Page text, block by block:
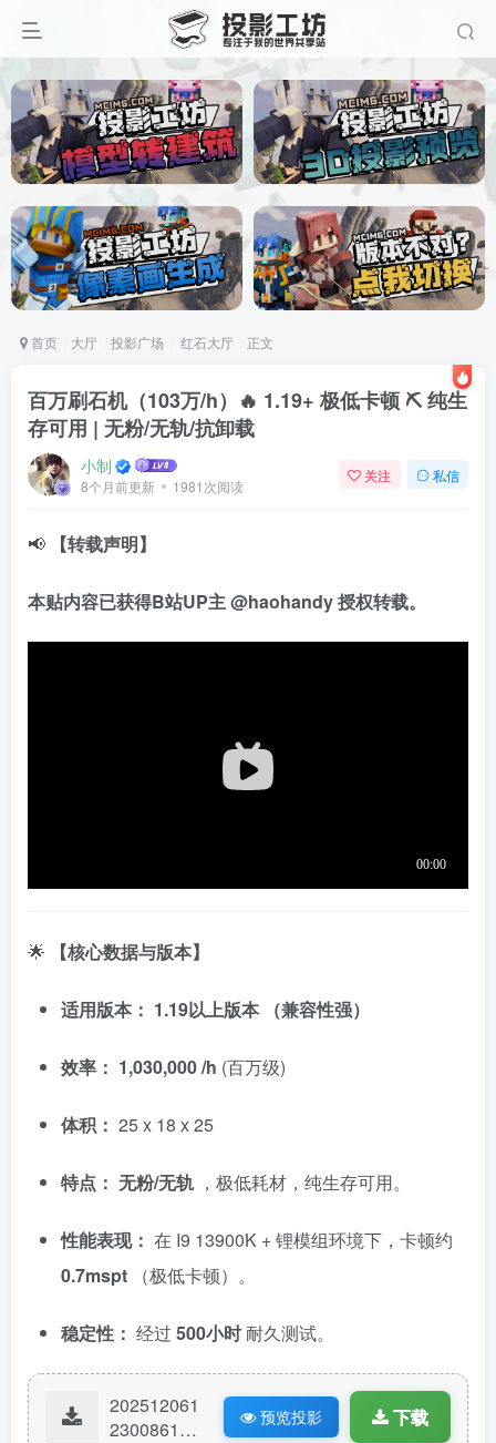
首页 大厅 投影广场 红石大厅 正文
百万刷石机（103万/h）🔥 1.19+ 极低卡顿 ⛏️ 纯生
存可用 | 无粉/无轨/抗卸载
小制
8个月前更新 1981次阅读
关注 私信
📢 【转载声明】
本贴内容已获得B站UP主 @haohandy 授权转载。
🌟 【核心数据与版本】
适用版本： 1.19以上版本 （兼容性强）
效率： 1,030,000 /h (百万级)
体积： 25 x 18 x 25
特点： 无粉/无轨 ，极低耗材，纯生存可用。
性能表现： 在 I9 13900K + 锂模组环境下，卡顿约
0.7mspt
（极低卡顿）。
稳定性： 经过 500小时耐久测试。
202512061
23008610-
预览投影 下载